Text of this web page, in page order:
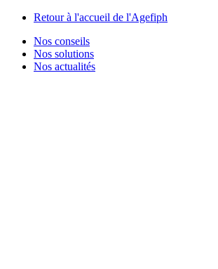
Retour à l'accueil de l'Agefiph
Nos conseils
Nos solutions
Nos actualités